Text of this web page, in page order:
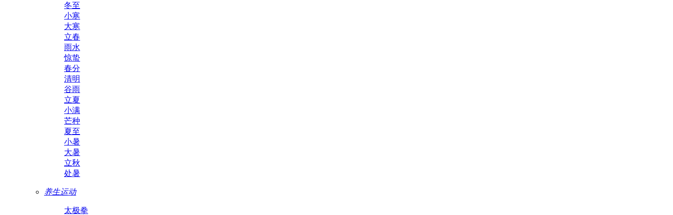
冬至
小寒
大寒
立春
雨水
惊蛰
春分
清明
谷雨
立夏
小满
芒种
夏至
小暑
大暑
立秋
处暑
养生运动
太极拳